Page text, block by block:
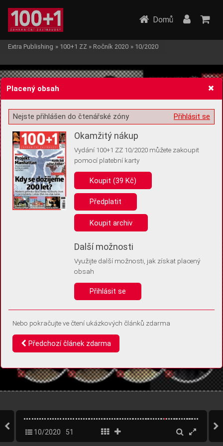
Žádost o souhlas s ukládáním volitelných informací
Pro základní fungování webu nepotřebujeme ukládat žádné informace
(tzv. cookies apod.). Rádi bychom vás ale požádali o souhlas s
uložením volitelných informací:
Anonymní unikátní ID
Díky němu příště poznáme, že se jedná o stejné zařízení, a
Identifikátor je zcela anonymní.
Vaše souhlasy a odmítnutí si ukládáme do vašeho zařízení, abychom se
vás už příště znovu neptali. Můžete je kdykoli později upravit ve Správě
Domů
Extra Publishing » 100+1 ZZ » Ročník 2020 » 10/2020
10/2020 51
Placený obsah
Přihlásit se
Nejste přihlášen do čtenářské zóny
Okamžitý nákup
Vydání 100+1 ZZ 10/2020 můžete zakoupit
pomocí platební karty
Koupit (39 Kč)
Předplatit
Koupit archiv
Další možnosti
Využijte další možnosti, jak získat placený
obsah
Přihlásit se
Nebo pokračujte ve čtení ukázkových článků zdarma
Předchozí článek zdarma